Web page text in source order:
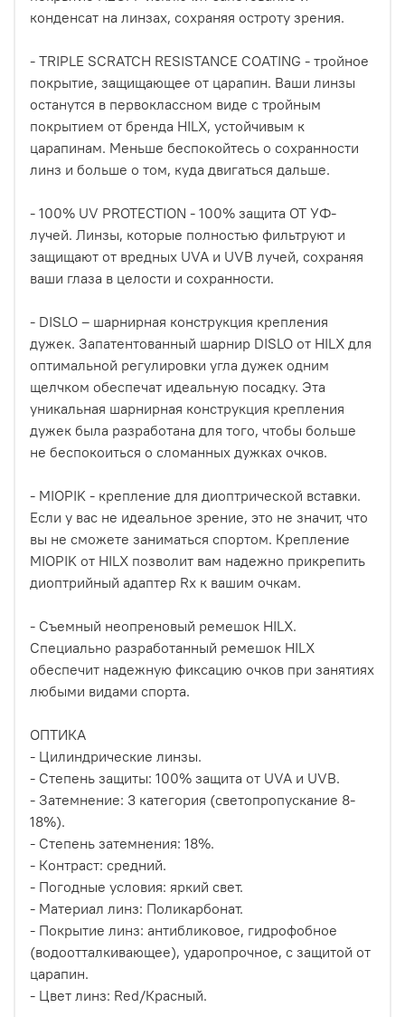
конденсат на линзах, сохраняя остроту зрения.
- TRIPLE SCRATCH RESISTANCE COATING - тройное
покрытие, защищающее от царапин. Ваши линзы
останутся в первоклассном виде с тройным
покрытием от бренда HILX, устойчивым к
царапинам. Меньше беспокойтесь о сохранности
линз и больше о том, куда двигаться дальше.
- 100% UV PROTECTION - 100% защита ОТ УФ-
лучей. Линзы, которые полностью фильтруют и
защищают от вредных UVA и UVB лучей, сохраняя
ваши глаза в целости и сохранности.
- DISLO – шарнирная конструкция крепления
дужек. Запатентованный шарнир DISLO от HILX для
оптимальной регулировки угла дужек одним
щелчком обеспечат идеальную посадку. Эта
уникальная шарнирная конструкция крепления
дужек была разработана для того, чтобы больше
не беспокоиться о сломанных дужках очков.
- MIOPIK - крепление для диоптрической вставки.
Если у вас не идеальное зрение, это не значит, что
вы не сможете заниматься спортом. Крепление
MIOPIK от HILX позволит вам надежно прикрепить
диоптрийный адаптер Rx к вашим очкам.
- Съемный неопреновый ремешок HILX.
Специально разработанный ремешок HILX
обеспечит надежную фиксацию очков при занятиях
любыми видами спорта.
ОПТИКА
- Цилиндрические линзы.
- Степень защиты: 100% защита от UVA и UVB.
- Затемнение: 3 категория (светопропускание 8-
18%).
- Степень затемнения: 18%.
- Контраст: средний.
- Погодные условия: яркий свет.
- Материал линз: Поликарбонат.
- Покрытие линз: антибликовое, гидрофобное
(водоотталкивающее), ударопрочное, с защитой от
царапин.
- Цвет линз: Red/Красный.